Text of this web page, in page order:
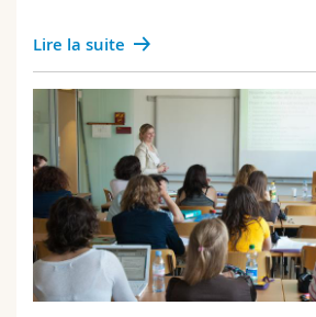
Lire la suite